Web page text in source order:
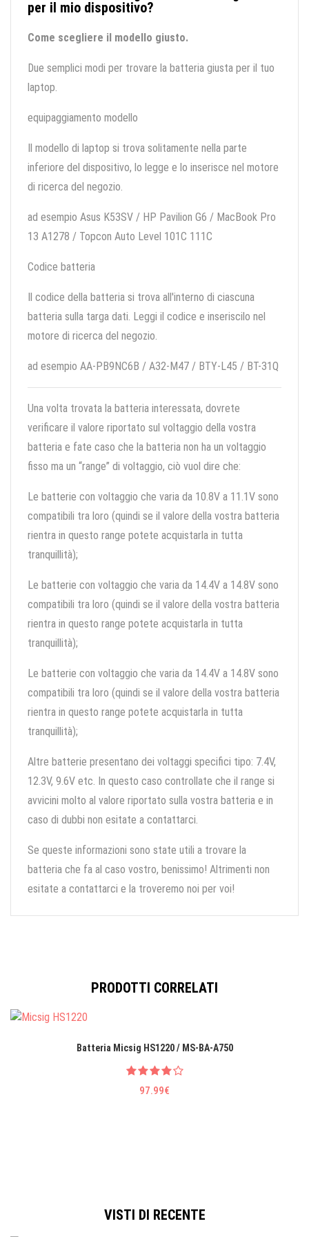
per il mio dispositivo?
Come scegliere il modello giusto.
Due semplici modi per trovare la batteria giusta per il tuo
laptop.
equipaggiamento modello
Il modello di laptop si trova solitamente nella parte
inferiore del dispositivo, lo legge e lo inserisce nel motore
di ricerca del negozio.
ad esempio Asus K53SV / HP Pavilion G6 / MacBook Pro
13 A1278 / Topcon Auto Level 101C 111C
Codice batteria
Il codice della batteria si trova all'interno di ciascuna
batteria sulla targa dati. Leggi il codice e inseriscilo nel
motore di ricerca del negozio.
ad esempio AA-PB9NC6B / A32-M47 / BTY-L45 / BT-31Q
Una volta trovata la batteria interessata, dovrete
verificare il valore riportato sul voltaggio della vostra
batteria e fate caso che la batteria non ha un voltaggio
fisso ma un “range” di voltaggio, ciò vuol dire che:
Le batterie con voltaggio che varia da 10.8V a 11.1V sono
compatibili tra loro (quindi se il valore della vostra batteria
rientra in questo range potete acquistarla in tutta
tranquillità);
Le batterie con voltaggio che varia da 14.4V a 14.8V sono
compatibili tra loro (quindi se il valore della vostra batteria
rientra in questo range potete acquistarla in tutta
tranquillità);
Le batterie con voltaggio che varia da 14.4V a 14.8V sono
compatibili tra loro (quindi se il valore della vostra batteria
rientra in questo range potete acquistarla in tutta
tranquillità);
Altre batterie presentano dei voltaggi specifici tipo: 7.4V,
12.3V, 9.6V etc. In questo caso controllate che il range si
avvicini molto al valore riportato sulla vostra batteria e in
caso di dubbi non esitate a contattarci.
Se queste informazioni sono state utili a trovare la
batteria che fa al caso vostro, benissimo! Altrimenti non
esitate a contattarci e la troveremo noi per voi!
PRODOTTI CORRELATI
Batteria Micsig HS1220 / MS-BA-A750
97.99€
VISTI DI RECENTE